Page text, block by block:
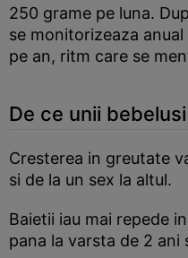
250 grame pe luna.
se monitorizeaza
pe an, ritm care se
De ce unii
Cresterea in greutate
si de la un sex la altul.
Baietii iau mai repede
pana la varsta de 2 ani